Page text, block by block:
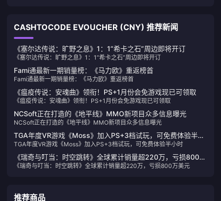
CASHTOCODE EVOUCHER (CNY) 推荐新闻
《塞尔达传说：旷野之息》1：1“希卡之石”周边即将开订
《塞尔达传说：旷野之息》1：1“希卡之石”周边即将开订
Fami通最新一期销量榜：《马力欧》重返榜首
Fami通最新一期销量榜：《马力欧》重返榜首
《瘟疫传说：安魂曲》领衔！PS+1月份会免游戏现已可领取
《瘟疫传说：安魂曲》领衔！PS+1月份会免游戏现已可领取
NCSoft正在打造的《地平线》MMO新项目众多信息曝光
NCSoft正在打造的《地平线》MMO新项目众多信息曝光
TGA年度VR游戏《Moss》加入PS+3档试玩，可免费体验半小
时
TGA年度VR游戏《Moss》加入PS+3档试玩，可免费体验半小时
《瑞奇与叮当：时空跳转》全球累计销量超220万，亏损800万
美元
《瑞奇与叮当：时空跳转》全球累计销量超220万，亏损800万美元
推荐商品